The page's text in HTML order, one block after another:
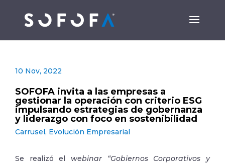
10 Nov, 2022
SOFOFA invita a las empresas a
gestionar la operación con criterio ESG
impulsando estrategias de gobernanza
y liderazgo con foco en sostenibilidad
Carrusel, Evolución Empresarial
Se realizó el webinar “Gobiernos Corporativos y